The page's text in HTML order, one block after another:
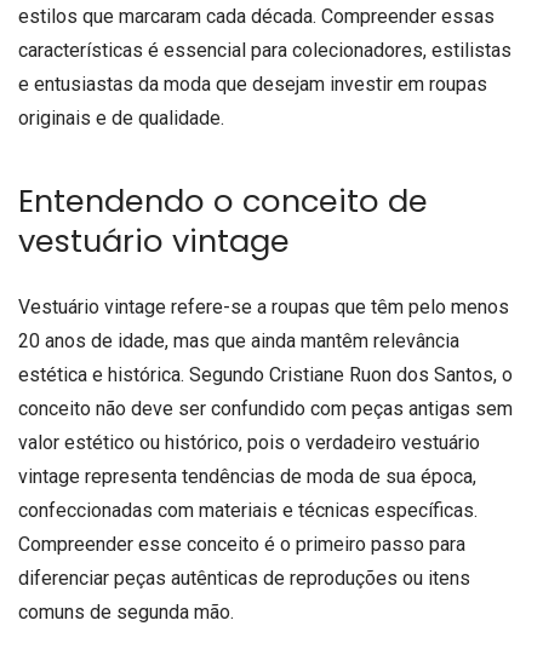
estilos que marcaram cada década. Compreender essas
características é essencial para colecionadores, estilistas
e entusiastas da moda que desejam investir em roupas
originais e de qualidade.
Entendendo o conceito de
vestuário vintage
Vestuário vintage refere-se a roupas que têm pelo menos
20 anos de idade, mas que ainda mantêm relevância
estética e histórica. Segundo Cristiane Ruon dos Santos, o
conceito não deve ser confundido com peças antigas sem
valor estético ou histórico, pois o verdadeiro vestuário
vintage representa tendências de moda de sua época,
confeccionadas com materiais e técnicas específicas.
Compreender esse conceito é o primeiro passo para
diferenciar peças autênticas de reproduções ou itens
comuns de segunda mão.